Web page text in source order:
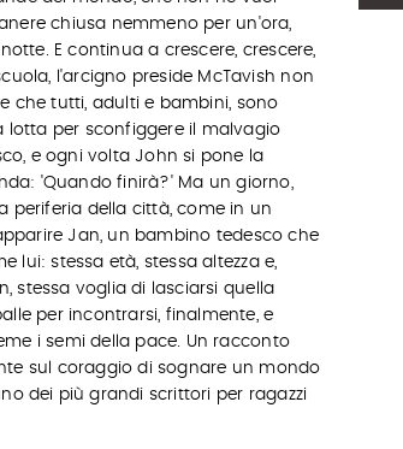
chiusa nemmeno per un'ora,
E continua a crescere, crescere,
l'arcigno preside McTavish non
che tutti, adulti e bambini, sono
lotta per sconfiggere il malvagio
e ogni volta John si pone la
'Quando finirà?' Ma un giorno,
periferia della città, come in un
Jan, un bambino tedesco che
lui: stessa età, stessa altezza e,
stessa voglia di lasciarsi quella
per incontrarsi, finalmente, e
i semi della pace. Un racconto
sul coraggio di sognare un mondo
dei più grandi scrittori per ragazzi